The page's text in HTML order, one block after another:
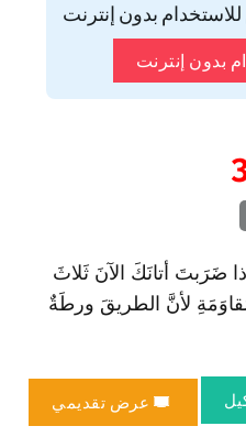
بدون إنترنت
بدون إنترنت
ضَرَبتَ أتانَكَ الآنَ ثَلاثَ
لأنَّ الطريقَ ورطَةٌ
عرض تقديمي